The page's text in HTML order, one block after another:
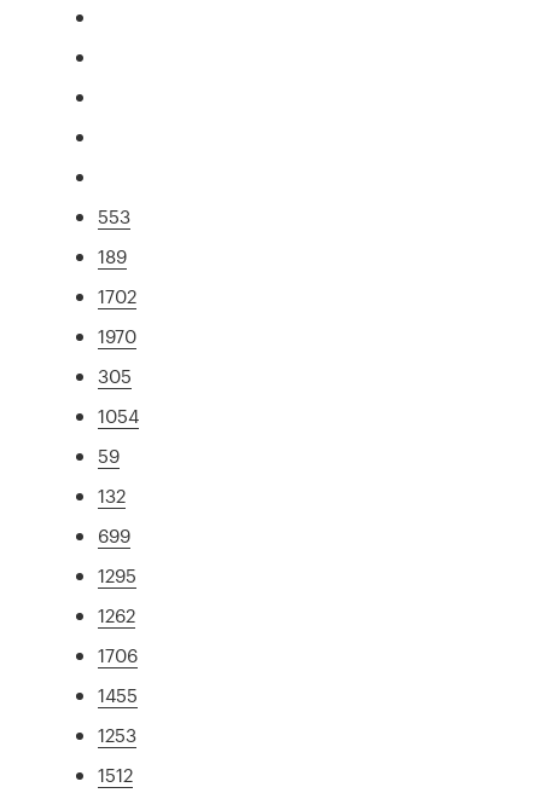
553
189
1702
1970
305
1054
59
132
699
1295
1262
1706
1455
1253
1512